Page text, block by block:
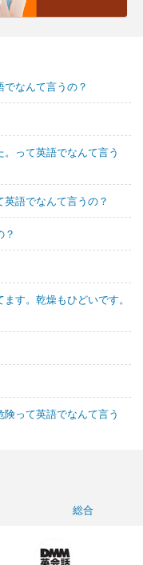
なんて言うの？
って英語でなんて言う
語でなんて言うの？
？
す。乾燥もひどいです。
って英語でなんて言う
総合